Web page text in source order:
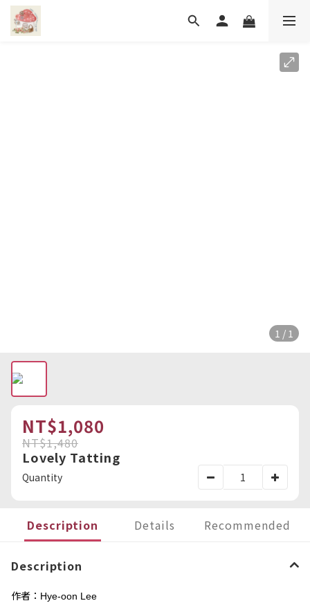
1 / 1
NT$1,080
NT$1,480
Lovely Tatting
Quantity
Description Details Recommended
Description
作者： Hye-oon Lee